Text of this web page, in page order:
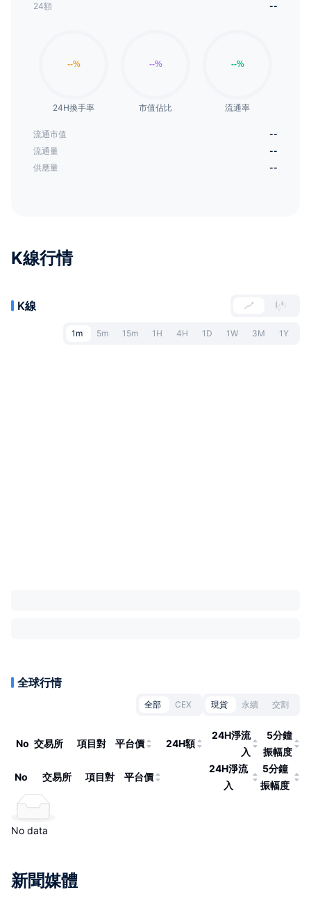
24額
--
24H換手率 市值佔比 流通率
流通市值
--
流通量
--
供應量
--
K線行情
K線
1m 5m 15m 1H 4H 1D 1W 3M 1Y
全球行情
全部 CEX 現貨 永續 交割
No 交易所 項目對 平台價 24H額
24H淨流
入
5分鐘
振幅度
No 交易所 項目對 平台價
24H淨流
入
5分鐘
振幅度
No data
新聞媒體